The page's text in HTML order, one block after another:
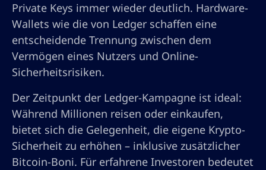
Private Keys immer wieder deutlich. Hardware-
Wallets wie die von Ledger schaffen eine
entscheidende Trennung zwischen dem
Vermögen eines Nutzers und Online-
Sicherheitsrisiken.
Der Zeitpunkt der Ledger-Kampagne ist ideal:
Während Millionen reisen oder einkaufen,
bietet sich die Gelegenheit, die eigene Krypto-
Sicherheit zu erhöhen – inklusive zusätzlicher
Bitcoin-Boni. Für erfahrene Investoren bedeutet